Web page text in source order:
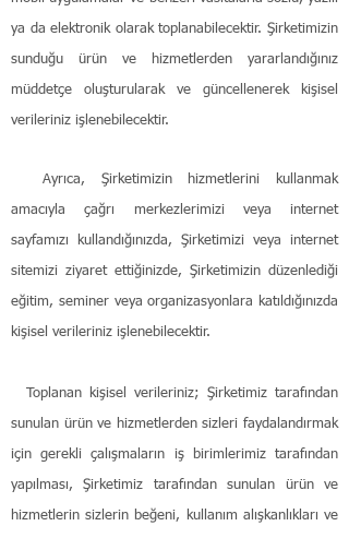
ya da elektronik olarak toplanabilecektir. Şirketimizin
sunduğu ürün ve hizmetlerden yararlandığınız
müddetçe oluşturularak ve güncellenerek kişisel
verileriniz işlenebilecektir.
Ayrıca, Şirketimizin hizmetlerini kullanmak
amacıyla çağrı merkezlerimizi veya internet
sayfamızı kullandığınızda, Şirketimizi veya internet
sitemizi ziyaret ettiğinizde, Şirketimizin düzenlediği
eğitim, seminer veya organizasyonlara katıldığınızda
kişisel verileriniz işlenebilecektir.
Toplanan kişisel verileriniz; Şirketimiz tarafından
sunulan ürün ve hizmetlerden sizleri faydalandırmak
için gerekli çalışmaların iş birimlerimiz tarafından
yapılması, Şirketimiz tarafından sunulan ürün ve
hizmetlerin sizlerin beğeni, kullanım alışkanlıkları ve